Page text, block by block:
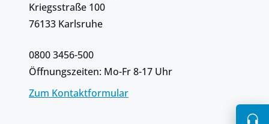
Kriegsstraße 100
76133 Karlsruhe
0800 3456-500
Öffnungszeiten: Mo-Fr 8-17 Uhr
Zum Kontaktformular